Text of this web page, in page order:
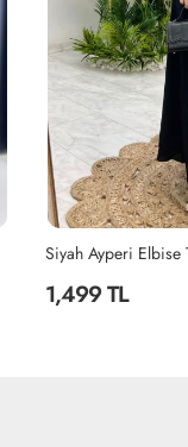
Siyah Ayperi Elbise
1,499 TL